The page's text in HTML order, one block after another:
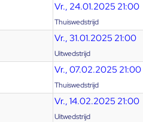
Vr., 24.01.2025 21:00
Thuiswedstrijd
Vr., 31.01.2025 21:00
Uitwedstrijd
Vr., 07.02.2025 21:00
Thuiswedstrijd
Vr., 14.02.2025 21:00
Uitwedstrijd